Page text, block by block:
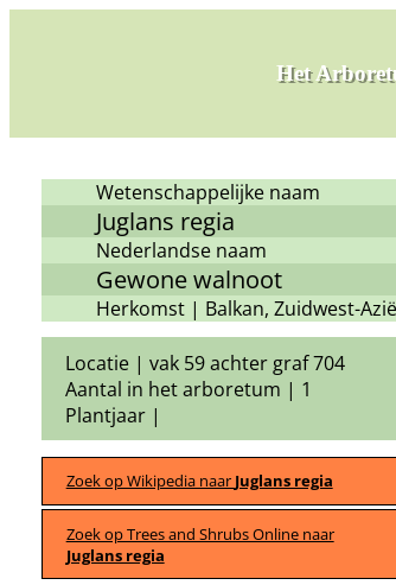
Het
Wetenschappelijke naam
Juglans regia
Nederlandse naam
Gewone walnoot
Herkomst | Balkan, Zuidwest-
Locatie | vak 59 achter graf 704
Aantal in het arboretum | 1
Plantjaar |
Zoek op Wikipedia naar Juglans regia
Zoek op Trees and Shrubs Online naar
Juglans regia